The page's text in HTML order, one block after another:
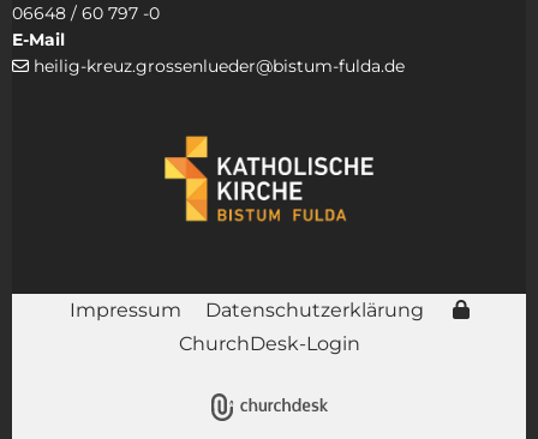
06648 / 60 797 -0
E-Mail
 heilig-kreuz.grossenlueder@bistum-fulda.de
Impressum
Datenschutzerklärung
ChurchDesk-Login